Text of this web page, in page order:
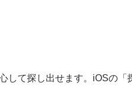
して探し出せます。iOSの「